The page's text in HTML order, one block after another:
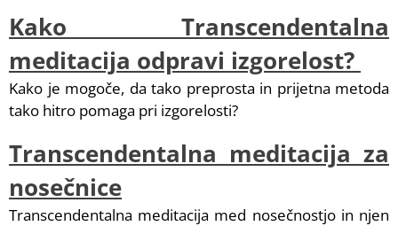
Kako Transcendentalna
meditacija odpravi izgorelost?
Kako je mogoče, da tako preprosta in prijetna metoda
tako hitro pomaga pri izgorelosti?
Transcendentalna meditacija za
nosečnice
Transcendentalna meditacija med nosečnostjo in njen